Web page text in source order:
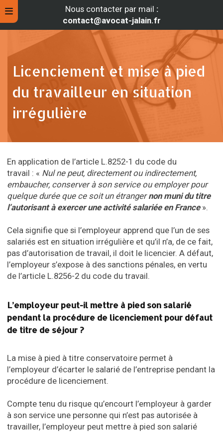
Nous contacter par mail :
contact@avocat-jalain.fr
Licenciement et mise à pied
du travailleur en situation
irrégulière
En application de l’article L.8252-1 du code du
travail : « Nul ne peut, directement ou indirectement,
embaucher, conserver à son service ou employer pour
quelque durée que ce soit un étrangernon muni du titre
l’autorisant à exercer une activité salariée en France ».
Cela signifie que si l’employeur apprend que l’un de ses
salariés est en situation irrégulière et qu’il n’a, de ce fait,
pas d’autorisation de travail, il doit le licencier. A défaut,
l’employeur s’expose à des sanctions pénales, en vertu
de l’article L.8256-2 du code du travail.
L’employeur peut-il mettre à pied son salarié
pendant la procédure de licenciement pour défaut
de titre de séjour ?
La mise à pied à titre conservatoire permet à
l’employeur d’écarter le salarié de l’entreprise pendant la
procédure de licenciement.
Compte tenu du risque qu’encourt l’employeur à garder
à son service une personne qui n’est pas autorisée à
travailler, l’employeur peut mettre à pied son salarié